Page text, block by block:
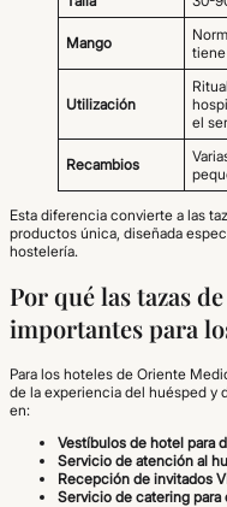
Mango
tiene
Utilización
el
Recambios
Esta diferencia convierte a las
productos única, diseñada
hostelería.
Por qué las tazas
importantes para
Para los hoteles de Oriente
de la experiencia del huésped y
en:
Vestíbulos de hotel para
Servicio de atención al
Recepción de invitados
Servicio de catering para